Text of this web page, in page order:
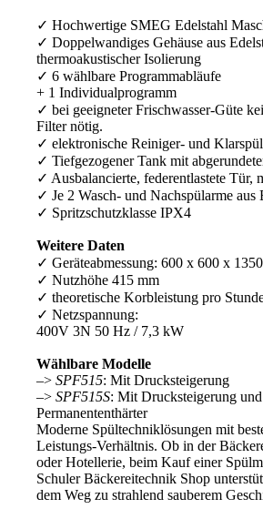
✓ Hochwertige SMEG Edelstahl
✓ Doppelwandiges Gehäuse aus
thermoakustischer Isolierung
✓ 6 wählbare Programmabläufe
+ 1 Individualprogramm
✓ bei geeigneter Frischwasser-Güte
Filter nötig.
✓ elektronische Reiniger- und
✓ Tiefgezogener Tank mit
✓ Ausbalancierte, federentlastete Tür,
✓ Je 2 Wasch- und Nachspülarme
✓ Spritzschutzklasse IPX4
Weitere Daten
✓ Geräteabmessung: 600 x 600 x
✓ Nutzhöhe 415 mm
✓ theoretische Korbleistung pro
✓ Netzspannung:
400V 3N 50 Hz / 7,3 kW
Wählbare Modelle
–> SPF515: Mit Drucksteigerung
–>SPF515S: Mit Drucksteigerung und
Permanententhärter
Moderne Spültechniklösungen mit
Leistungs-Verhältnis. Ob in der
oder Hotellerie, beim Kauf einer
Schuler Bäckereitechnik Shop
dem Weg zu strahlend sauberem